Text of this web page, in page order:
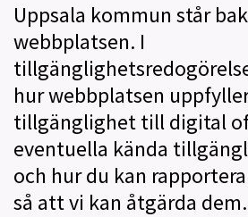
Uppsala kommun står
webbplatsen. I
hur webbplatsen
tillgänglighet till digital
eventuella kända
och hur du kan
så att vi kan åtgärda dem.